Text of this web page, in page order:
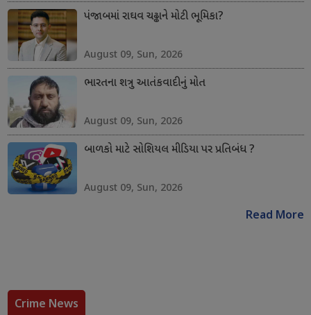
પંજાબમાં રાઘવ ચઢ્ઢાને મોટી ભૂમિકા?
August 09, Sun, 2026
ભારતના શત્રુ આતંકવાદીનું મોત
August 09, Sun, 2026
બાળકો માટે સોશિયલ મીડિયા પર પ્રતિબંધ ?
August 09, Sun, 2026
Read More
Crime News